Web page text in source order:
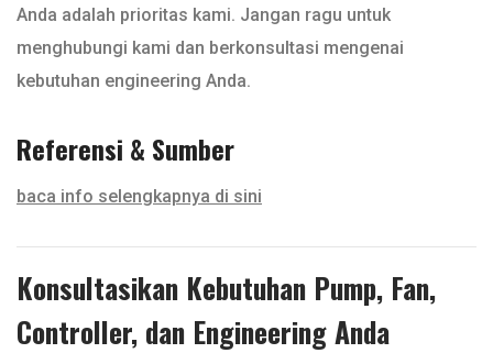
Anda adalah prioritas kami. Jangan ragu untuk
menghubungi kami dan berkonsultasi mengenai
kebutuhan engineering Anda.
Referensi & Sumber
baca info selengkapnya di sini
Konsultasikan Kebutuhan Pump, Fan,
Controller, dan Engineering Anda